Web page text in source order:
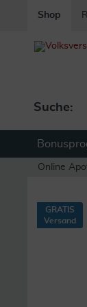
Shop
Suche:
Online
GRATIS
Versand